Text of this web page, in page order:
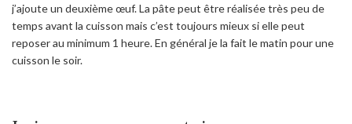
j’ajoute un deuxième œuf. La pâte peut être réalisée très peu de
temps avant la cuisson mais c’est toujours mieux si elle peut
reposer au minimum 1 heure. En général je la fait le matin pour une
cuisson le soir.